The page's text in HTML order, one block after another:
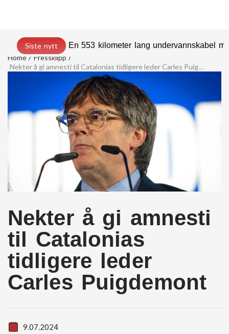
Siste nytt
En 553 kilometer lang undervannskabel
Home
Pressklipp
Nekter å gi amnesti til Catalonias tidligere leder Carles Puigdemont
Nekter å gi amnesti
til Catalonias
tidligere leder
Carles Puigdemont
9.07.2024